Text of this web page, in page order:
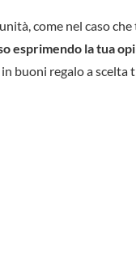
come nel caso
esprimendo la tua
buoni regalo a scelta